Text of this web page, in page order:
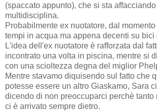
(spaccato appunto), che si sta
multidisciplina.
Probabilmente ex nuotatore, dal
tempi in acqua ma appena decenti su bici
L'idea dell'ex nuotatore è rafforzata dal
incontrato una volta in piscina, mentre si
con una scioltezza degna del miglior
Mentre stavamo diquisendo sul fatto che
potesse essere un altro Giaskamo, Sara
dicendo di non preoccuparci perchè tanto
ci è arrivato sempre dietro.